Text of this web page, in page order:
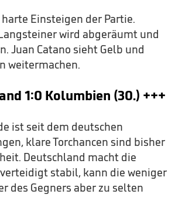
Einsteigen der Partie.
wird abgeräumt und
Juan Catano sieht Gelb und
weitermachen.
1:0 Kolumbien (30.) +++
ist seit dem deutschen
klare Torchancen sind bisher
Deutschland macht die
stabil, kann die weniger
des Gegners aber zu selten